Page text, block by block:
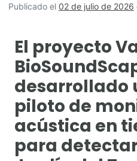
Publicado el 02 de julio de 2026
El proyecto
desarrollado
piloto de
acústica en
para